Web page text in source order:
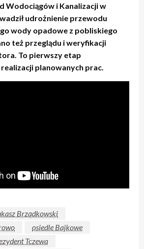
Wodociągów i Kanalizacji w
udrożnienie przewodu
wody opadowe z pobliskiego
też przeglądu i weryfikacji
To pierwszy etap
planowanych prac.
Brządkowski
osiedle Bajkowe
Tczewa